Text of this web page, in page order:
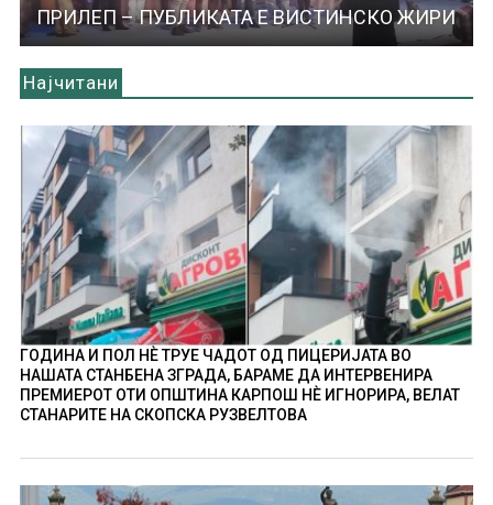
ПРИЛЕП – ПУБЛИКАТА Е ВИСТИНСКО ЖИРИ
Најчитани
ГОДИНА И ПОЛ НÈ ТРУЕ ЧАДОТ ОД ПИЦЕРИЈАТА ВО
НАШАТА СТАНБЕНА ЗГРАДА, БАРАМЕ ДА ИНТЕРВЕНИРА
ПРЕМИЕРОТ ОТИ ОПШТИНА КАРПОШ НÈ ИГНОРИРА, ВЕЛАТ
СТАНАРИТЕ НА СКОПСКА РУЗВЕЛТОВА